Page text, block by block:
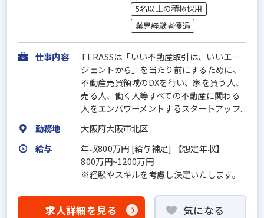
5名以上の積極採用
業界経験者優遇
仕事内容
TERASSは「いい不動産取引は、いいエー
ジェントから」を当たり前にするために、
不動産売買領域のDXを行い、家を買う人、
売る人、働く人等すべての不動産に関わる
人をエンパワーメントするスタートアップ...
勤務地
大阪府大阪市北区
給与
年収800万円 [給与補足] 【想定年収】
800万円~1200万円
※経験やスキルを考慮し決定いたします。
求人詳細を見る 気になる